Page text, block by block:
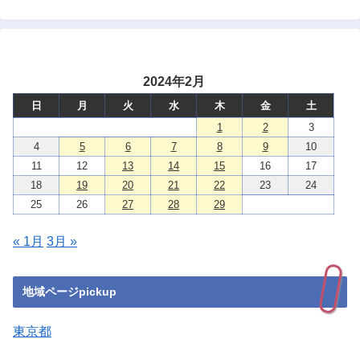
2024年2月
日 月 火 水 木 金
土
1
2
3
4
5 6 7 8 9
10
11
12 13 14 15 16
17
18
19 20 21 22 23
24
25
26 27 28 29
« 1月 3月 »
地域ページpickup
東京都